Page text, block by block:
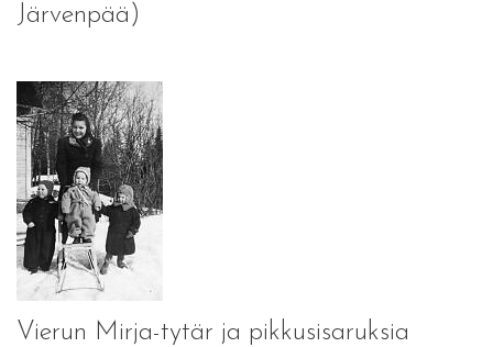
Järvenpää)
Vierun Mirja-tytär ja pikkusisaruksia